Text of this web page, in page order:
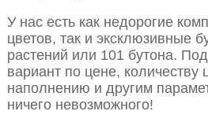
У нас есть как недорогие
цветов, так и эксклюзивные
растений или 101 бутона.
вариант по цене, количеству
наполнению и другим
ничего невозможного!